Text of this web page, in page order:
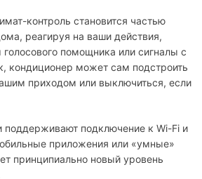
контроль становится частью
реагируя на ваши действия,
помощника или сигналы с
кондиционер может сам подстроить
приходом или выключиться, если
подключение к Wi-Fi и
приложения или «умные»
принципиально новый уровень